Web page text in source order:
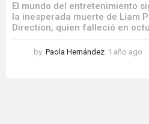
El mundo del entretenimiento
la inesperada muerte de Liam
Direction, quien falleció en
by Paola Hernández 1 año ago